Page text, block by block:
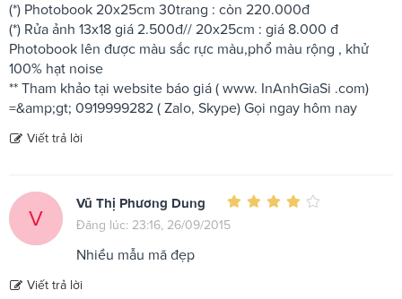
(*) Photobook 20x25cm 30trang : còn 220.000đ
(*) Rửa ảnh 13x18 giá 2.500đ// 20x25cm : giá 8.000 đ
Photobook lên được màu sắc rực màu,phổ màu rộng , khử
100% hạt noise
** Tham khảo tại website báo giá ( www. InAnhGiaSi .com)
=&amp;gt; 0919999282 ( Zalo, Skype) Gọi ngay hôm nay
Viết trả lời
V
Vũ Thị Phương Dung
Đăng lúc: 23:16, 26/09/2015
Nhiều mẫu mã đẹp
Viết trả lời